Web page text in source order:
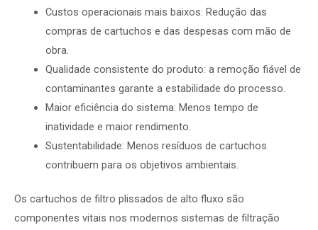
Custos operacionais mais baixos: Redução das
compras de cartuchos e das despesas com mão de
obra.
Qualidade consistente do produto: a remoção fiável de
contaminantes garante a estabilidade do processo.
Maior eficiência do sistema: Menos tempo de
inatividade e maior rendimento.
Sustentabilidade: Menos resíduos de cartuchos
contribuem para os objetivos ambientais.
Os cartuchos de filtro plissados de alto fluxo são
componentes vitais nos modernos sistemas de filtração